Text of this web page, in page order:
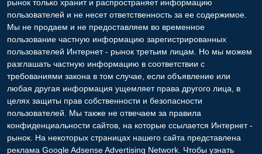
рынок только хранит и распространяет информацию
пользователей и не несет ответственность за ее содержимое.
Мы не продаем и не предоставляем во временное
пользование частную информацию зарегистрированных
пользователей Интернет - рынок третьим лицам. Но мы можем
разглашать частную информацию в соответствии с
требованиями закона в том случае, если объявление или
любая другая информация ущемляет права другого лица, в
целях защиты прав собственности и безопасности
пользователей. Мы также не отвечаем за правила
конфиденциальности сайтов, на которые ссылается Интернет -
рынок. На некоторых страницах нашего сайта представлена
реклама Google Adsense Advertising Network. Чтобы узнать